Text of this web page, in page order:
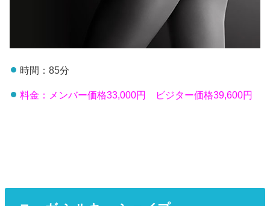
時間：85分
料金：メンバー価格33,000円 ビジター価格39,600円